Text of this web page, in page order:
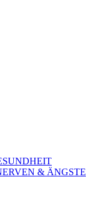
& ÄNGSTE